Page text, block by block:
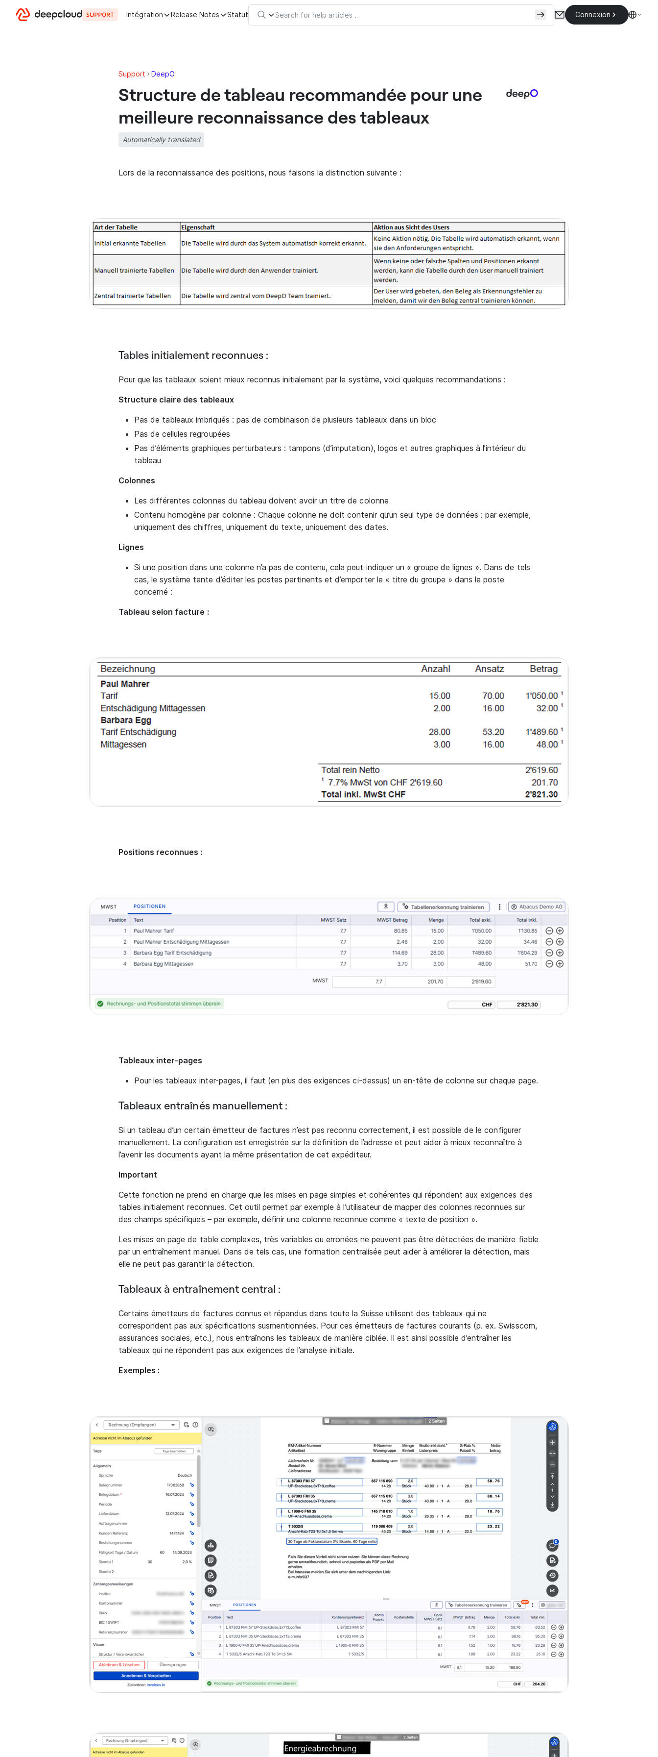
Intégration Release Notes Statut Connexion
Support DeepO
Structure de tableau recommandée pour une
meilleure reconnaissance des tableaux
Automatically translated
Lors de la reconnaissance des positions, nous faisons la distinction suivante :
Tables initialement reconnues :
Pour que les tableaux soient mieux reconnus initialement par le système, voici quelques recommandations :
Structure claire des tableaux
Pas de tableaux imbriqués : pas de combinaison de plusieurs tableaux dans un bloc
Pas de cellules regroupées
Pas d’éléments graphiques perturbateurs : tampons (d’imputation), logos et autres graphiques à l’intérieur du
tableau
Colonnes
Les différentes colonnes du tableau doivent avoir un titre de colonne
Contenu homogène par colonne : Chaque colonne ne doit contenir qu’un seul type de données : par exemple,
uniquement des chiffres, uniquement du texte, uniquement des dates.
Lignes
Si une position dans une colonne n’a pas de contenu, cela peut indiquer un « groupe de lignes ». Dans de tels
cas, le système tente d’éditer les postes pertinents et d’emporter le « titre du groupe » dans le poste
concerné :
Tableau selon facture :
Positions reconnues :
Tableaux inter-pages
Pour les tableaux inter-pages, il faut (en plus des exigences ci-dessus) un en-tête de colonne sur chaque page.
Tableaux entraînés manuellement :
Si un tableau d’un certain émetteur de factures n’est pas reconnu correctement, il est possible de le configurer
manuellement. La configuration est enregistrée sur la définition de l’adresse et peut aider à mieux reconnaître à
l’avenir les documents ayant la même présentation de cet expéditeur.
Important
Cette fonction ne prend en charge que les mises en page simples et cohérentes qui répondent aux exigences des
tables initialement reconnues. Cet outil permet par exemple à l’utilisateur de mapper des colonnes reconnues sur
des champs spécifiques – par exemple, définir une colonne reconnue comme « texte de position ».
Les mises en page de table complexes, très variables ou erronées ne peuvent pas être détectées de manière fiable
par un entraînement manuel. Dans de tels cas, une formation centralisée peut aider à améliorer la détection, mais
elle ne peut pas garantir la détection.
Tableaux à entraînement central :
Certains émetteurs de factures connus et répandus dans toute la Suisse utilisent des tableaux qui ne
correspondent pas aux spécifications susmentionnées. Pour ces émetteurs de factures courants (p. ex. Swisscom,
assurances sociales, etc.), nous entraînons les tableaux de manière ciblée. Il est ainsi possible d’entraîner les
tableaux qui ne répondent pas aux exigences de l’analyse initiale.
Exemples :